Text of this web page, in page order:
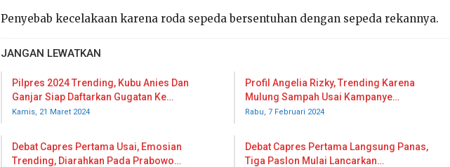
Penyebab kecelakaan karena roda sepeda bersentuhan dengan sepeda rekannya.
JANGAN LEWATKAN
Pilpres 2024 Trending, Kubu Anies Dan
Ganjar Siap Daftarkan Gugatan Ke…
Kamis, 21 Maret 2024
Profil Angelia Rizky, Trending Karena
Mulung Sampah Usai Kampanye…
Rabu, 7 Februari 2024
Debat Capres Pertama Usai, Emosian
Trending, Diarahkan Pada Prabowo…
Debat Capres Pertama Langsung Panas,
Tiga Paslon Mulai Lancarkan…